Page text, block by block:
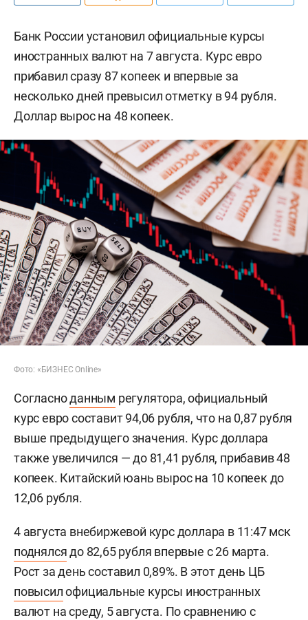
Банк России установил официальные курсы
иностранных валют на 7 августа. Курс евро
прибавил сразу 87 копеек и впервые за
несколько дней превысил отметку в 94 рубля.
Доллар вырос на 48 копеек.
Фото: «БИЗНЕС Online»
Согласноданным регулятора, официальный
курс евро составит 94,06 рубля, что на 0,87 рубля
выше предыдущего значения. Курс доллара
также увеличился — до 81,41 рубля, прибавив 48
копеек. Китайский юань вырос на 10 копеек до
12,06 рубля.
4 августа внебиржевой курс доллара в 11:47 мск
поднялсядо 82,65 рубля впервые с 26 марта.
Рост за день составил 0,89%. В этот день ЦБ
повысилофициальные курсы иностранных
валют на среду, 5 августа. По сравнению с